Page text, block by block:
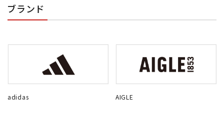
ブランド
adidas AIGLE